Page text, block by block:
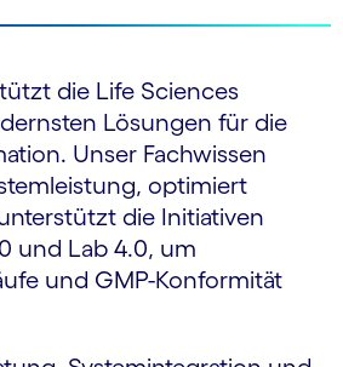
die Life Sciences
Lösungen für die
Unser Fachwissen
optimiert
die Initiativen
und Lab 4.0, um
und GMP-Konformität